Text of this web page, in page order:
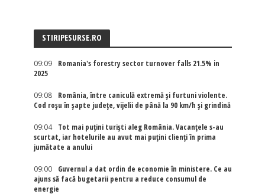
STIRIPESURSE.RO
09:09
Romania's forestry sector turnover falls 21.5% in
2025
09:08
România, între caniculă extremă și furtuni violente.
Cod roșu în șapte județe, vijelii de până la 90 km/h și grindină
09:04
Tot mai puțini turiști aleg România. Vacanțele s-au
scurtat, iar hotelurile au avut mai puțini clienți în prima
jumătate a anului
09:00
Guvernul a dat ordin de economie în ministere. Ce au
ajuns să facă bugetarii pentru a reduce consumul de
energie